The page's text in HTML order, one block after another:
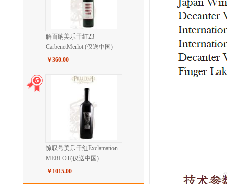
解百纳美乐干红23
CarbenetMerlot (仅送中国)
￥360.00
惊叹号美乐干红Exclamation
MERLOT(仅送中国)
￥1015.00